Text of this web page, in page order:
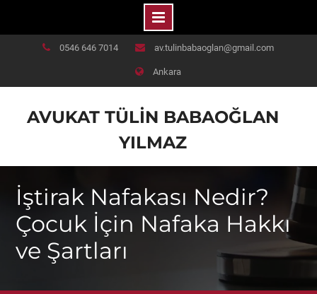
0546 646 7014 av.tulinbabaoglan@gmail.com
Ankara
AVUKAT TÜLIN BABAOĞLAN
YILMAZ
İştirak Nafakası Nedir?
Çocuk İçin Nafaka Hakkı
ve Şartları